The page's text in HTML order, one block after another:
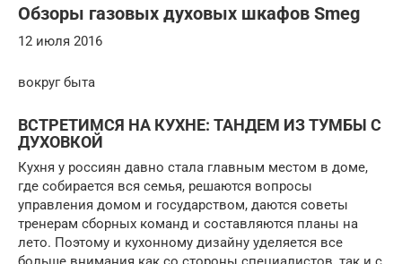
Обзоры газовых духовых шкафов Smeg
12 июля 2016
вокруг быта
ВСТРЕТИМСЯ НА КУХНЕ: ТАНДЕМ ИЗ ТУМБЫ С
ДУХОВКОЙ
Кухня у россиян давно стала главным местом в доме,
где собирается вся семья, решаются вопросы
управления домом и государством, даются советы
тренерам сборных команд и составляются планы на
лето. Поэтому и кухонному дизайну уделяется все